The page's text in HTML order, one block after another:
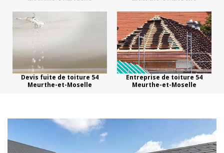
Devis fuite de toiture 54
Meurthe-et-Moselle
Entreprise de toiture 54
Meurthe-et-Moselle